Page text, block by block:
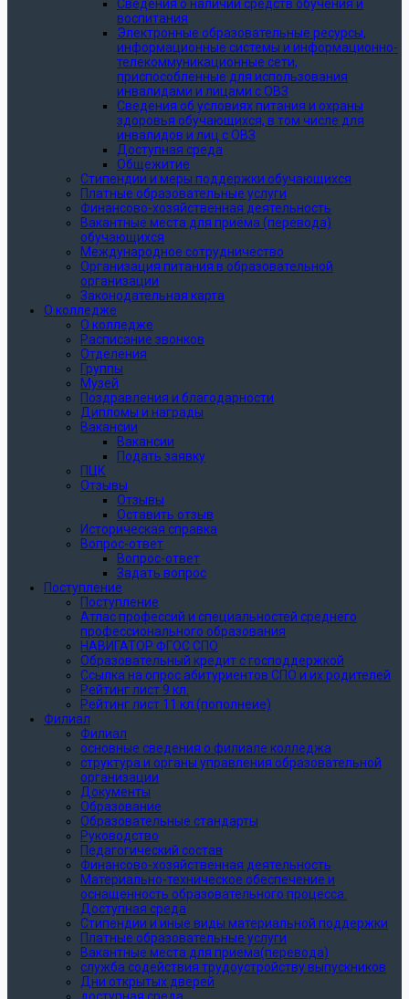
Сведения о наличии средств обучения и
воспитания
Электронные образовательные ресурсы,
информационные системы и информационно-
телекоммуникационные сети,
приспособленные для использования
инвалидами и лицами с ОВЗ
Сведения об условиях питания и охраны
здоровья обучающихся, в том числе для
инвалидов и лиц с ОВЗ
Доступная среда
Общежитие
Стипендии и меры поддержки обучающихся
Платные образовательные услуги
Финансово-хозяйственная деятельность
Вакантные места для приёма (перевода)
обучающихся
Международное сотрудничество
Организация питания в образовательной
организации
Законодательная карта
О колледже
О колледже
Расписание звонков
Отделения
Группы
Музей
Поздравления и благодарности
Дипломы и награды
Вакансии
Вакансии
Подать заявку
ПЦК
Отзывы
Отзывы
Оставить отзыв
Историческая справка
Вопрос-ответ
Вопрос-ответ
Задать вопрос
Поступление
Поступление
Атлас профессий и специальностей среднего
профессионального образования
НАВИГАТОР ФГОС СПО
Образовательный кредит с господдержкой
Ссылка на опрос абитуриентов СПО и их родителей
Рейтинг лист 9 кл.
Рейтинг лист 11 кл (пополнеие)
Филиал
Филиал
основные сведения о филиале колледжа
структура и органы управления образовательной
организации
Документы
Образование
Образовательные стандарты
Руководство
Педагогический состав
Финансово-хозяйственная деятельность
Материально-техническое обеспечение и
оснащенность образовательного процесса.
Доступная среда
Стипендии и иные виды материальной поддержки
Платные образовательные услуги
Вакантные места для приема(перевода)
служба содействия трудоустройству выпускников
Дни открытых дверей